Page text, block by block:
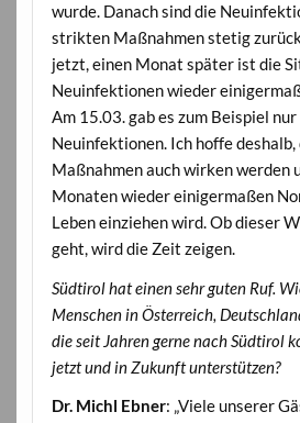
wurde. Danach sind die
strikten Maßnahmen stetig
jetzt, einen Monat später ist die
Neuinfektionen wieder
Am 15.03. gab es zum Beispiel
Neuinfektionen. Ich hoffe deshalb,
Maßnahmen auch wirken werden
Monaten wieder einigermaßen
Leben einziehen wird. Ob dieser
geht, wird die Zeit zeigen.
Südtirol hat einen sehr guten Ruf.
Menschen in Österreich,
die seit Jahren gerne nach Südtirol
jetzt und in Zukunft unterstützen?
Dr. Michl Ebner: „Viele unserer